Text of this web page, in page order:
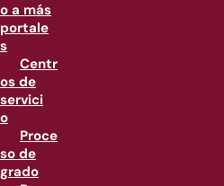
o a más
portale
s
Centr
os de
servici
o
Proce
so de
grado